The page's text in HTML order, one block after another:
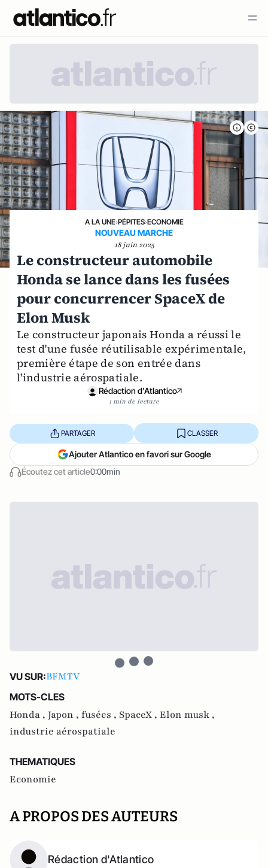
A LA UNE›PÉPITES›ECONOMIE
NOUVEAU MARCHE
18 juin 2025
Le constructeur automobile
Honda se lance dans les fusées
pour concurrencer SpaceX de
Elon Musk
Le constructeur japonais Honda a réussi le
test d'une fusée réutilisable expérimentale,
première étape de son entrée dans
l'industrie aérospatiale.
Rédaction d'Atlantico
1 min de lecture
Écoutez cet article0:00min
PARTAGER CLASSER
Ajouter Atlantico en favori sur Google
VU SUR:BFMTV
MOTS-CLES
Honda , Japon , fusées , SpaceX , Elon musk ,
industrie aérospatiale
THEMATIQUES
Economie
A PROPOS DES AUTEURS
Rédaction d'Atlantico